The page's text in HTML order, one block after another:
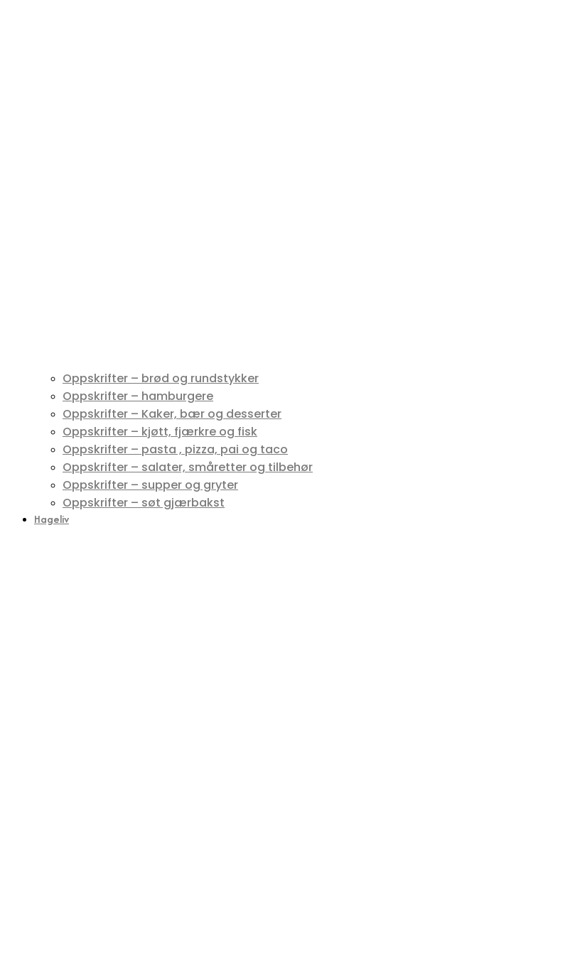
Oppskrifter – brød og rundstykker
Oppskrifter – hamburgere
Oppskrifter – Kaker, bær og desserter
Oppskrifter – kjøtt, fjærkre og fisk
Oppskrifter – pasta , pizza, pai og taco
Oppskrifter – salater, småretter og tilbehør
Oppskrifter – supper og gryter
Oppskrifter – søt gjærbakst
Hageliv